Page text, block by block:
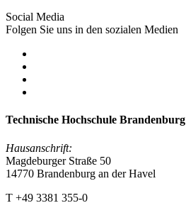
Social Media
Folgen Sie uns in den sozialen Medien
Technische Hochschule Brandenburg
Hausanschrift:
Magdeburger Straße 50
14770 Brandenburg an der Havel
T +49 3381 355-0